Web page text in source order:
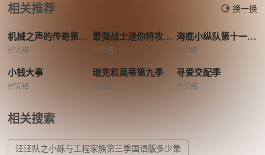
相关推荐 换一换
机械之声的传奇第四季
已完结
最强战士迷你特攻队英雄的诞生
已完结
海底小纵队第十一季国语版
已完结
小钱大事
已完结
瑞克和莫蒂第九季
已完结
寻爱交配季
已完结
相关搜索
汪汪队之小砾与工程家族第三季国语版多少集